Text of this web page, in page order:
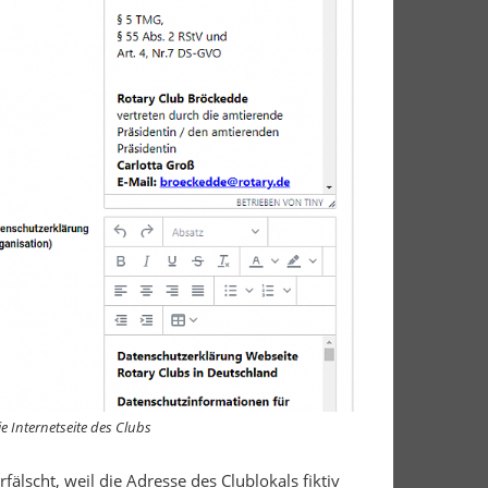
Internetseite des Clubs
weil die Adresse des Clublokals fiktiv